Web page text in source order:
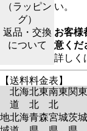
（ラッピン
グ）
い。
返品・交換
について
お客様
意くだ
詳しく
【送料料金表】
北海
道
北東
北
南東
北
関東
地北海青森宮城茨城